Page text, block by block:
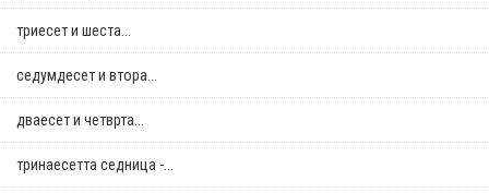
триесет и шеста...
седумдесет и втора...
дваесет и четврта...
тринаесетта седница -...